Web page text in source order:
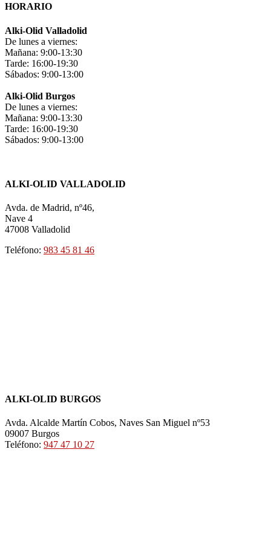
HORARIO
Alki-Olid Valladolid
De lunes a viernes:
Mañana: 9:00-13:30
Tarde: 16:00-19:30
Sábados: 9:00-13:00
Alki-Olid Burgos
De lunes a viernes:
Mañana: 9:00-13:30
Tarde: 16:00-19:30
Sábados: 9:00-13:00
ALKI-OLID VALLADOLID
Avda. de Madrid, nº46,
Nave 4
47008 Valladolid
Teléfono: 983 45 81 46
ALKI-OLID BURGOS
Avda. Alcalde Martín Cobos, Naves San Miguel nº53
09007 Burgos
Teléfono: 947 47 10 27